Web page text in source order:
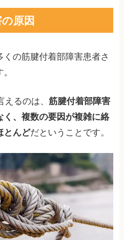
原因
の筋腱付着部障害患者さ
えるのは、筋腱付着部障害
く、複数の要因が複雑に絡
とんどだということです。